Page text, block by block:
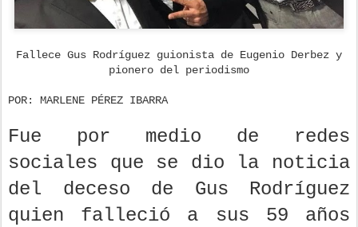
Fallece Gus Rodríguez guionista de Eugenio Derbez y
pionero del periodismo
POR: MARLENE PÉREZ IBARRA
Fue por medio de redes
sociales que se dio la noticia
del deceso de Gus Rodríguez
quien falleció a sus 59 años